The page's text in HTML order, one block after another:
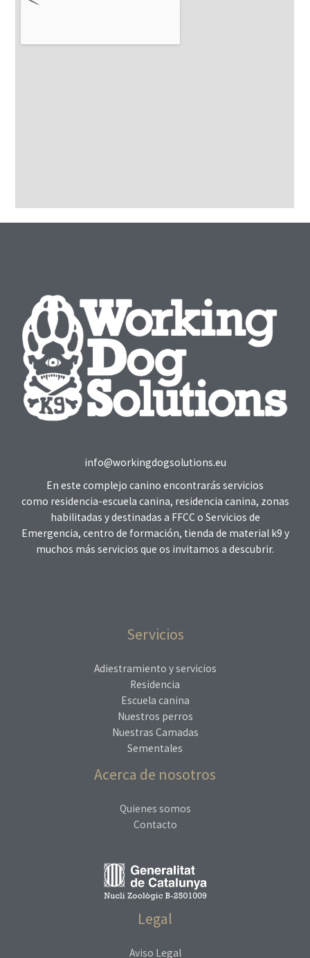
info@workingdogsolutions.eu
En este complejo canino encontrarás servicios
como residencia-escuela canina, residencia canina, zonas
habilitadas y destinadas a FFCC o Servicios de
Emergencia, centro de formación, tienda de material k9 y
muchos más servicios que os invitamos a descubrir.
Servicios
Adiestramiento y servicios
Residencia
Escuela canina
Nuestros perros
Nuestras Camadas
Sementales
Acerca de nosotros
Quienes somos
Contacto
Legal
Aviso Legal